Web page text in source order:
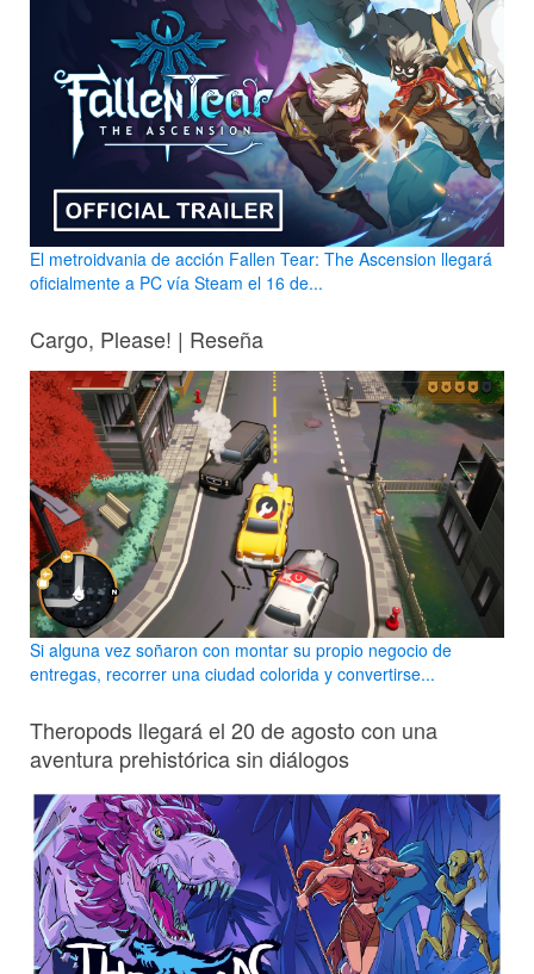
El metroidvania de acción Fallen Tear: The Ascension llegará
oficialmente a PC vía Steam el 16 de...
Cargo, Please! | Reseña
Si alguna vez soñaron con montar su propio negocio de
entregas, recorrer una ciudad colorida y convertirse...
Theropods llegará el 20 de agosto con una
aventura prehistórica sin diálogos